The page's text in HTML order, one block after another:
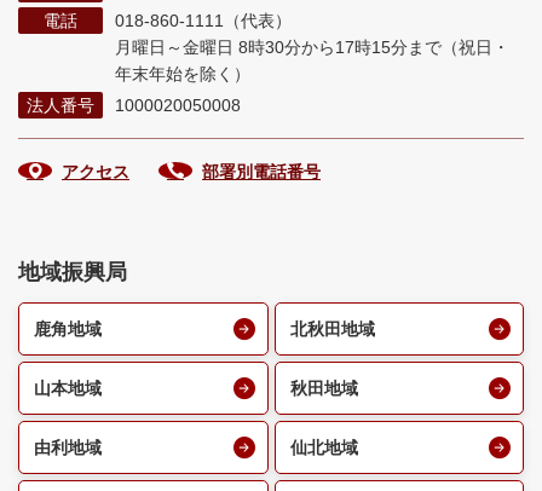
電話
018-860-1111（代表）
月曜日～金曜日 8時30分から17時15分まで （祝日・
年末年始を除く）
法人番号
1000020050008
アクセス 部署別電話番号
地域振興局
鹿角地域 北秋田地域
山本地域 秋田地域
由利地域 仙北地域